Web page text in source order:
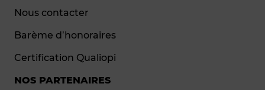
Nous contacter
Barème d’honoraires
Certification Qualiopi
NOS PARTENAIRES